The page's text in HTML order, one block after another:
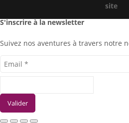
site
S'inscrire à la newsletter
Suivez nos aventures à travers notre
Valider